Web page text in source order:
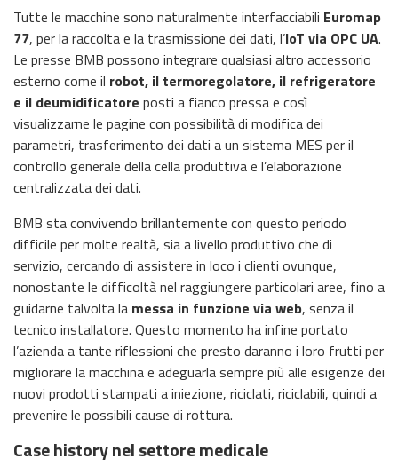
Tutte le macchine sono naturalmente interfacciabili Euromap
77, per la raccolta e la trasmissione dei dati, l’IoT via OPC UA.
Le presse BMB possono integrare qualsiasi altro accessorio
esterno come il robot, il termoregolatore, il refrigeratore
e il deumidificatore posti a fianco pressa e così
visualizzarne le pagine con possibilità di modifica dei
parametri, trasferimento dei dati a un sistema MES per il
controllo generale della cella produttiva e l’elaborazione
centralizzata dei dati.
BMB sta convivendo brillantemente con questo periodo
difficile per molte realtà, sia a livello produttivo che di
servizio, cercando di assistere in loco i clienti ovunque,
nonostante le difficoltà nel raggiungere particolari aree, fino a
guidarne talvolta la messa in funzione via web, senza il
tecnico installatore. Questo momento ha infine portato
l’azienda a tante riflessioni che presto daranno i loro frutti per
migliorare la macchina e adeguarla sempre più alle esigenze dei
nuovi prodotti stampati a iniezione, riciclati, riciclabili, quindi a
prevenire le possibili cause di rottura.
Case history nel settore medicale